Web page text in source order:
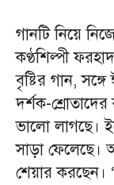
গানটি নিয়ে
কণ্ঠশিল্পী
বৃষ্টির গান,
দর্শক-
ভালো লাগছে।
সাড়া ফেলেছে।
শেয়ার করছেন।